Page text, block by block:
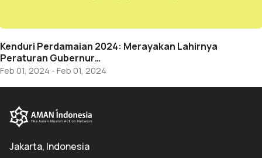
Kenduri Perdamaian 2024: Merayakan Lahirnya
Peraturan Gubernur…
Feb 01, 2024 - Feb 01, 2024
Jakarta, Indonesia